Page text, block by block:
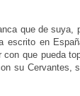
que de suya,
escrito en
que pueda
su